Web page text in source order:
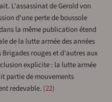
L'assassinat de Gerold von
d'une perte de boussole
la même publication étend
de la lutte armée des années
rouges et d'autres aux
explicite : la lutte armée
partie de mouvements
redevable. 22